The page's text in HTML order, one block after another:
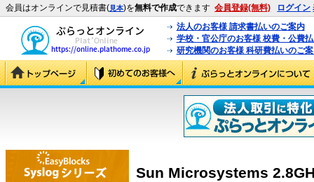
会員はオンラインで見積書(見本)を無料で作成できます 会員登録(無料) ログイン
法人のお客様 請求書払いのご案内
学校・官公庁のお客様 校費・公費
研究機関のお客様 科研費払いのご
Sun Microsystems